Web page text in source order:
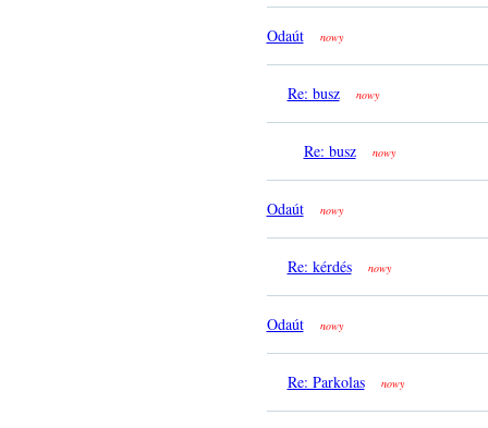
Odaút nowy
Re: busz nowy
Re: busz nowy
Odaút nowy
Re: kérdés nowy
Odaút nowy
Re: Parkolas nowy